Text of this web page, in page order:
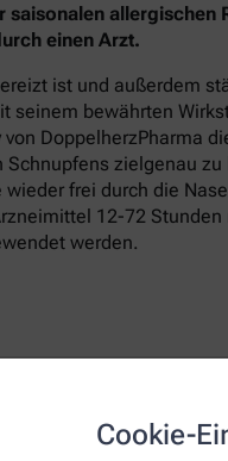
Cookie-
allergischen
einen Arzt.
ist und außerdem
seinem bewährten
DoppelherzPharma
zielgenau
frei durch die
12-72 Stunden
werden.